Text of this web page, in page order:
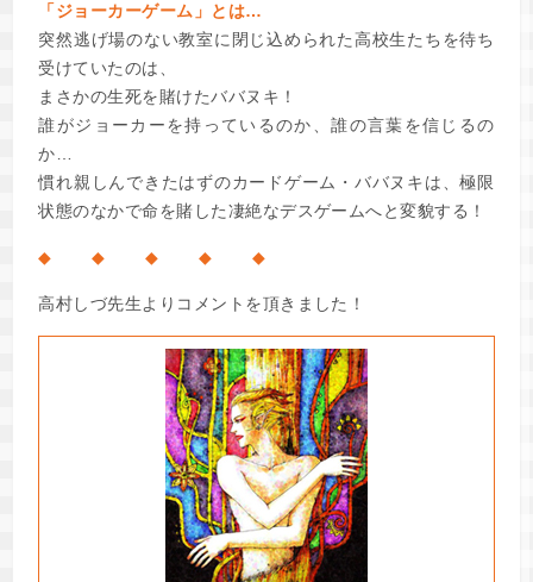
「ジョーカーゲーム」とは…
突然逃げ場のない教室に閉じ込められた高校生たちを待ち
受けていたのは、
まさかの生死を賭けたババヌキ！
誰がジョーカーを持っているのか、誰の言葉を信じるの
か…
慣れ親しんできたはずのカードゲーム・ババヌキは、極限
状態のなかで命を賭した凄絶なデスゲームへと変貌する！
◆ ◆ ◆ ◆ ◆
高村しづ先生よりコメントを頂きました！